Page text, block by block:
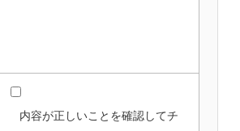
内容が正しいことを確認してチ